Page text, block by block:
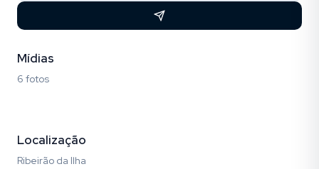
Mídias
6 fotos
Localização
Ribeirão da Ilha